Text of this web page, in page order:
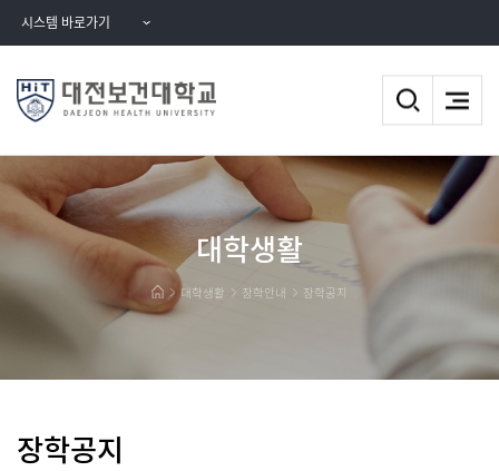
시스템 바로가기
대학생활
대학생활 장학안내 장학공지
장학공지